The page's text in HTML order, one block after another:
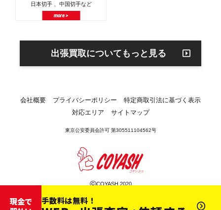
日本切手 、中国切手など
more >
出張買取についてもっと見る
会社概要 プライバシーポリシー
特定商取引法に基づく表示
対応エリア
サイトマップ
東京公安委員会許可 第305511104562号
©COYASH 2020
現金で
手数料は無料！